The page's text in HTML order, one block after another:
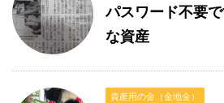
パスワード不要
な資産
資産用の金（金地金）